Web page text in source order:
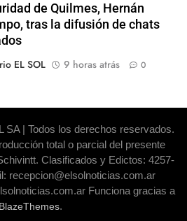
de Quilmes, Hernán
tras la difusión de chats
EL SOL
9 horas atrás 0
SA | Todos los derechos reservados.
total o parcial del presente
Clasificados y Edictos: 4257-
recepcion@elsolnoticias.com.ar
Funciona gracias a
BlazeThemes.